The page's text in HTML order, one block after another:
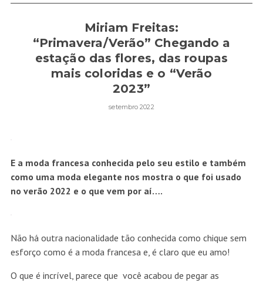
Miriam Freitas:
“Primavera/Verão” Chegando a
estação das flores, das roupas
mais coloridas e o “Verão
2023”
setembro 2022
E a moda francesa conhecida pelo seu estilo e também
como uma moda elegante nos mostra o que foi usado
no verão 2022 e o que vem por aí….
Não há outra nacionalidade tão conhecida como chique sem
esforço como é a moda francesa e, é claro que eu amo!
O que é incrível, parece que você acabou de pegar as